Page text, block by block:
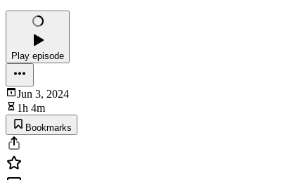
Play episode
Jun 3, 2024
1h 4m
Bookmarks